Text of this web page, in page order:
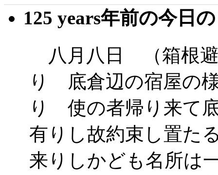
125 years年前の今日
八月八日 （箱根
り 底倉辺の宿屋の
り 使の者帰り来て
有りし故約束し置た
来りしかども名所は